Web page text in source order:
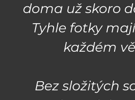
doma už skoro
Tyhle fotky
každém
Bez složitých